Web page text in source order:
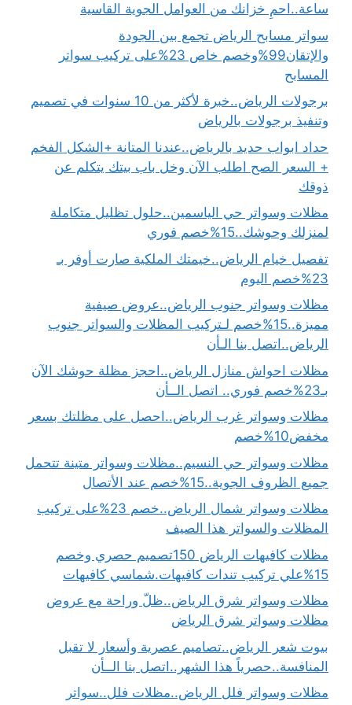
ساعة..احمِ خزانك من العوامل الجوية القاسية
سواتر مسابح الرياض تجمع بين الجودة
والإتقان99%وخصم خاص 23%على تركيب سواتر
المسابح
برجولات الرياض..خبرة لأكثر من 10 سنوات في تصميم
وتنفيذ برجولات بالرياض
حداد ابواب حديد بالرياض..عندنا المتانة +الشكل الفخم
+ السعر الصح اطلب الآن وخل باب بيتك يتكلم عن
ذوقك
مظلات وسواتر حي الياسمين..حلول تظليل متكاملة
لمنزلك وحوشك..15%خصم فوري
تفصيل خيام الرياض..خيمتك الملكية صارت أوفر بـ
23%خصم اليوم
مظلات وسواتر جنوب الرياض..عروض صيفية
مميزة..15%خصم لـتركيب المظلات والسواتر جنوب
الرياض..اتصل بنا الـأن
مظلات احواش منازل الرياض..احجز مظلة حوشك الآن
بـ23%خصم فوري.. اتصل الــأن
مظلات وسواتر غرب الرياض..احصل على مظلتك بسعر
مخفض10%خصم
مظلات وسواتر حي النسيم..مظلات وسواتر متينة تتحمل
جميع الظروف الجوية..15%خصم عند الأتصال
مظلات وسواتر شمال الرياض..خصم 23%على تركيب
المظلات والسواتر هذا الصيف
مظلات كافيهات الرياض 150تصميم حصري وخصم
15%علي تركيب تندات كافيهات.شماسي كافيهات
مظلات وسواتر شرق الرياض..ظلّ وراحة مع عروض
مظلات وسواتر شرق الرياض
بيوت شعر الرياض..تصاميم عصرية وأسعار لا تقبل
المنافسة..حصرياً هذا الشهر..اتصل بنا الــأن
مظلات وسواتر فلل الرياض..مظلات فلل..سواتر